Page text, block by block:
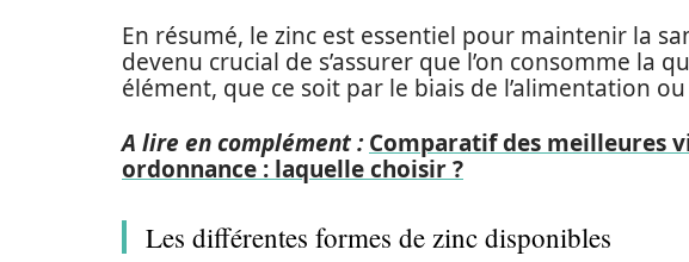
En résumé, le zinc est essentiel pour maintenir la
devenu crucial de s’assurer que l’on consomme la
élément, que ce soit par le biais de l’alimentation
A lire en complément : Comparatif des meilleures
ordonnance : laquelle choisir ?
Les différentes formes de zinc disponibles